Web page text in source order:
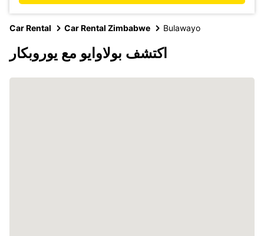
Car Rental Car Rental Zimbabwe Bulawayo
اكتشف بولاوايو مع يوروبكار